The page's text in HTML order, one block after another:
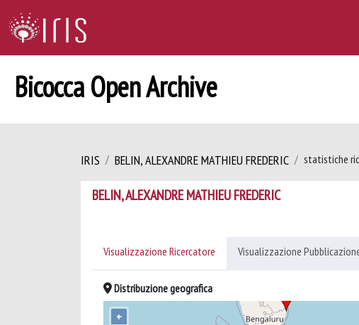
Bicocca Open Archive
IRIS BELIN, ALEXANDRE MATHIEU FREDERIC statistiche
BELIN, ALEXANDRE MATHIEU FREDERIC
Visualizzazione Ricercatore Visualizzazione
Distribuzione geografica
+